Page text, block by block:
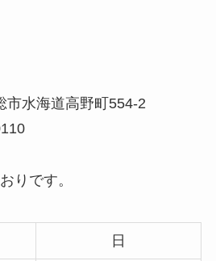
市水海道高野町554-2
りです。
日